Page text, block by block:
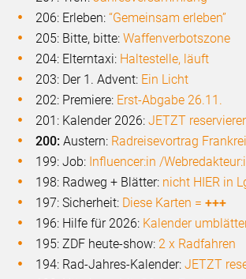
206: Erleben:“Gemeinsam erleben”
205: Bitte, bitte:Waffenverbotszone
204: Elterntaxi: Haltestelle, läuft
203: Der 1. Advent: Ein Licht
202: Premiere: Erst-Abgabe 26.11.
201: Kalender 2026:JETZT
200: Austern: Radreisevortrag
199: Job: Influencer:in /
198: Radweg + Blätter: nicht HIER in
197: Sicherheit: Diese Karten =+++
196: Hilfe für 2026: Kalender
195: ZDF heute-show: 2 x Radfahren
194: Rad-Jahres-Kalender:JETZT